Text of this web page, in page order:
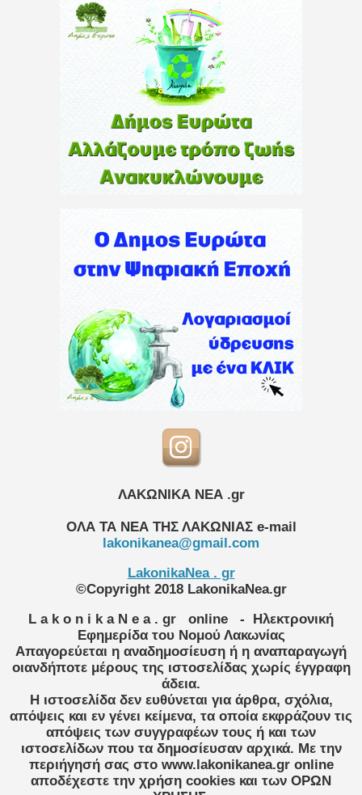
ΛΑΚΩΝΙΚΑ ΝΕΑ .gr
ΟΛΑ ΤΑ ΝΕΑ ΤΗΣ ΛΑΚΩΝΙΑΣ e-mail
lakonikanea@gmail.com
LakonikaNea . gr
©Copyright 2018 LakonikaNea.gr
L a k o n i k a N e a . gr
online
- Ηλεκτρονική
Εφημερίδα του Νομού Λακωνίας
Απαγορεύεται η αναδημοσίευση ή η αναπαραγωγή
οιανδήποτε μέρους της ιστοσελίδας χωρίς έγγραφη
άδεια.
Η ιστοσελίδα δεν ευθύνεται για άρθρα, σχόλια,
απόψεις και εν γένει κείμενα, τα οποία εκφράζουν τις
απόψεις των συγγραφέων τους ή και των
ιστοσελίδων που τα δημοσίευσαν αρχικά. Με την
περιήγησή σας στο www.lakonikanea.gr online
αποδέχεστε την χρήση cookies και των ΟΡΩΝ